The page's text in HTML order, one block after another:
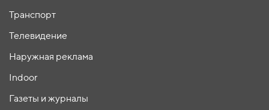
Транспорт
Телевидение
Наружная реклама
Indoor
Газеты и журналы